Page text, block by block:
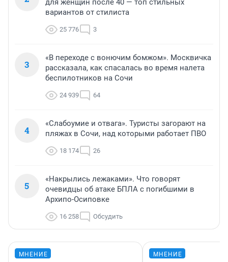
для женщин после 40 — топ стильных
вариантов от стилиста
25 776 3
3
«В переходе с вонючим бомжом». Москвичка
рассказала, как спасалась во время налета
беспилотников на Сочи
24 939 64
4
«Слабоумие и отвага». Туристы загорают на
пляжах в Сочи, над которыми работает ПВО
18 174 26
5
«Накрылись лежаками». Что говорят
очевидцы об атаке БПЛА с погибшими в
Архипо-Осиповке
16 258 Обсудить
МНЕНИЕ МНЕНИЕ